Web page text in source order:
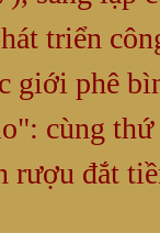
triển
giới phê
cùng
rượu đắt